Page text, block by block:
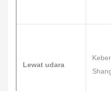
Lewat udara